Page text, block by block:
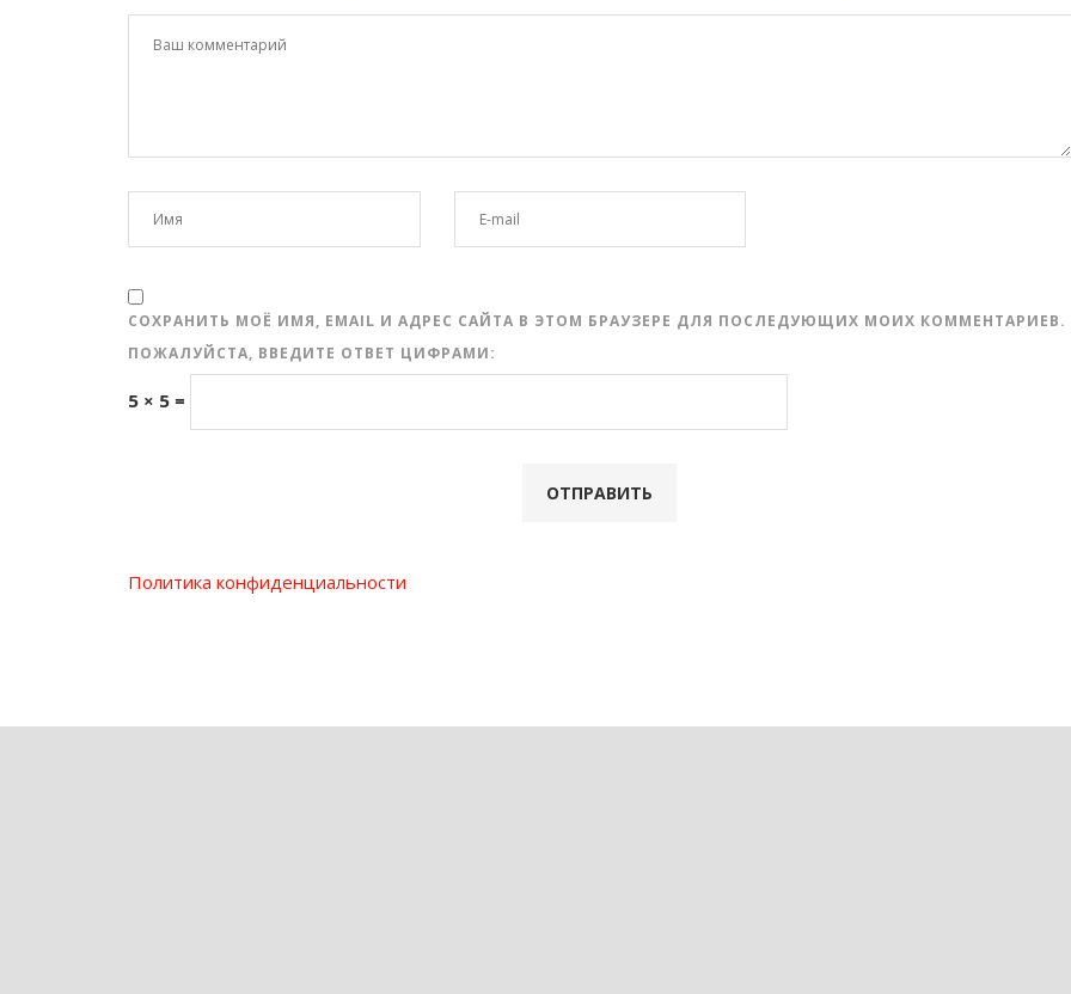
СОХРАНИТЬ МОЁ ИМЯ, EMAIL И АДРЕС САЙТА В ЭТОМ БРАУЗЕРЕ ДЛЯ ПОСЛЕДУЮЩИХ МОИХ КОММЕНТАРИЕВ.
ПОЖАЛУЙСТА, ВВЕДИТЕ ОТВЕТ ЦИФРАМИ:
5 × 5 =
Политика конфиденциальности